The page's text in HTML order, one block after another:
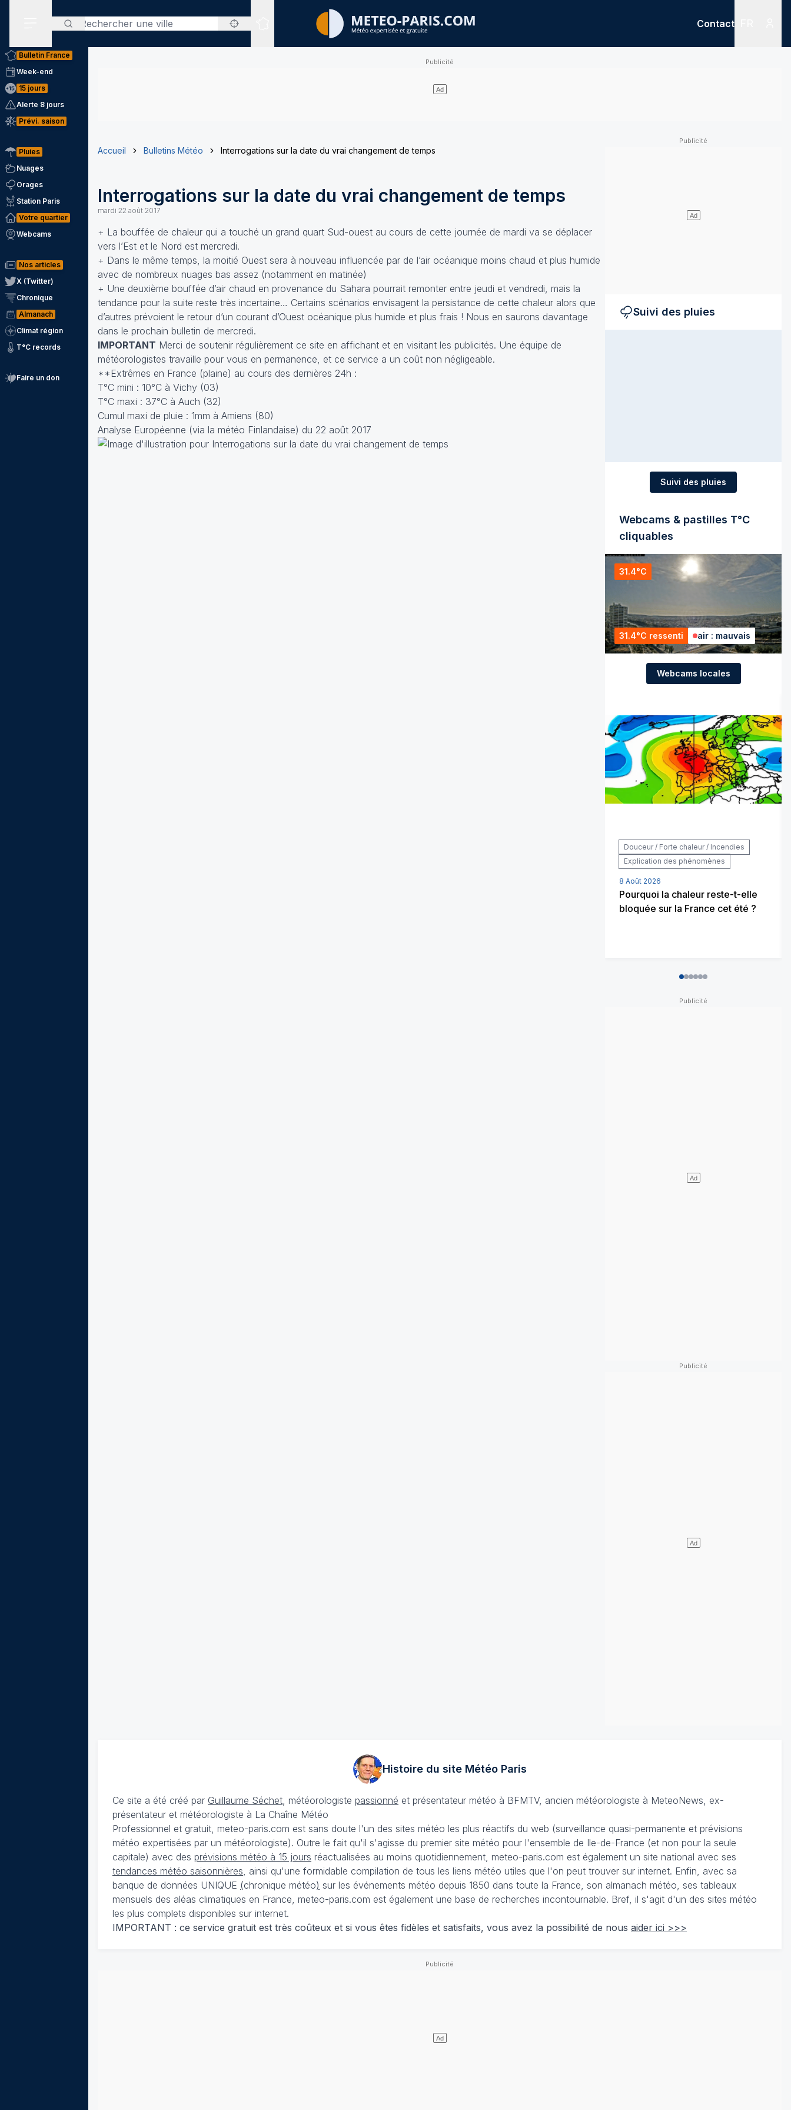
Rechercher
Sites expertisés
Contact
Bulletin France
Week-end
15 jours
Alerte 8 jours
Prévi. saison
Pluies
Nuages
Orages
Station Paris
Votre quartier
Webcams
Nos articles
X (Twitter)
Chronique
Almanach
Climat région
T°C records
Faire un don
Accueil Bulletins Météo Interrogations sur la date du vrai changement de temps
Interrogations sur la date du vrai changement de temps
mardi 22 août 2017
+ La bouffée de chaleur qui a touché un grand quart Sud-ouest au cours de cette journée de mardi va se déplacer
vers l’Est et le Nord est mercredi.
+ Dans le même temps, la moitié Ouest sera à nouveau influencée par de l’air océanique moins chaud et plus humide
avec de nombreux nuages bas assez (notamment en matinée)
+ Une deuxième bouffée d’air chaud en provenance du Sahara pourrait remonter entre jeudi et vendredi, mais la
tendance pour la suite reste très incertaine… Certains scénarios envisagent la persistance de cette chaleur alors que
d’autres prévoient le retour d’un courant d’Ouest océanique plus humide et plus frais ! Nous en saurons davantage
dans le prochain bulletin de mercredi.
IMPORTANT Merci de soutenir régulièrement ce site en affichant et en visitant les publicités. Une équipe de
météorologistes travaille pour vous en permanence, et ce service a un coût non négligeable.
**Extrêmes en France (plaine) au cours des dernières 24h :
T°C mini : 10°C à Vichy (03)
T°C maxi : 37°C à Auch (32)
Cumul maxi de pluie : 1mm à Amiens (80)
Analyse Européenne (via la météo Finlandaise) du 22 août 2017
Suivi des pluies
Suivi des pluies
Webcams & pastilles T°C
cliquables
31.4°C
31.4°C ressenti air : mauvais
Webcams locales
Douceur / Forte chaleur / Incendies
Explication des phénomènes
8 Août 2026
Pourquoi la chaleur reste-t-elle
bloquée sur la France cet été ?
012345
Histoire du site MétéoParis
Ce site a été créé par Guillaume Séchet , météorologiste passionné et présentateur météo à BFMTV, ancien météorologiste à MeteoNews, ex-
présentateur et météorologiste à La Chaîne Météo
Professionnel et gratuit, meteo-paris.com est sans doute l'un des sites météo les plus réactifs du web (surveillance quasi-permanente et prévisions
météo expertisées par un météorologiste). Outre le fait qu'il s'agisse du premier site météo pour l'ensemble de Ile-de-France (et non pour la seule
capitale) avec des prévisions météo à 15 jours réactualisées au moins quotidiennement, meteo-paris.com est également un site national avec ses
tendances météo saisonnières , ainsi qu'une formidable compilation de tous les liens météo utiles que l'on peut trouver sur internet. Enfin, avec sa
banque de données UNIQUE (chronique météo) sur les événements météo depuis 1850 dans toute la France, son almanach météo, ses tableaux
mensuels des aléas climatiques en France, meteo-paris.com est également une base de recherches incontournable. Bref, il s'agit d'un des sites météo
les plus complets disponibles sur internet.
IMPORTANT : ce service gratuit est très coûteux et si vous êtes fidèles et satisfaits, vous avez la possibilité de nous aider ici >>>